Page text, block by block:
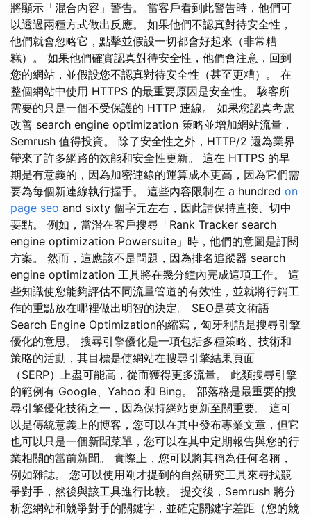
將顯示「混合內容」警告。 當客戶看到此警告時，他們可
以透過兩種方式做出反應。 如果他們不認真對待安全性，
他們就會忽略它，點擊並假設一切都會好起來（非常糟
糕）。 如果他們確實認真對待安全性，他們會注意，回到
您的網站，並假設您不認真對待安全性（甚至更糟）。 在
整個網站中使用 HTTPS 的最重要原因是安全性。 駭客所
需要的只是一個不受保護的 HTTP 連線。 如果您認真考慮
改善 search engine optimization 策略並增加網站流量，
Semrush 值得投資。 除了安全性之外，HTTP/2 還為業界
帶來了許多網路的效能和安全性更新。 這在 HTTPS 的早
期是有意義的，因為加密連線的運算成本更高，因為它們需
要為每個新連線執行握手。 這些內容限制在 a hundred on
page seo and sixty 個字元左右，因此請保持直接、切中
要點。 例如，當潛在客戶搜尋「Rank Tracker search
engine optimization Powersuite」時，他們的意圖是訂閱
方案。 然而，這應該不是問題，因為排名追蹤器 search
engine optimization 工具將在幾分鐘內完成這項工作。 這
些知識使您能夠評估不同流量管道的有效性，並就將行銷工
作的重點放在哪裡做出明智的決定。 SEO是英文術語
Search Engine Optimization的縮寫，匈牙利語是搜尋引擎
優化的意思。 搜尋引擎優化是一項包括多種策略、技術和
策略的活動，其目標是使網站在搜尋引擎結果頁面
（SERP）上盡可能高，從而獲得更多流量。 此類搜尋引擎
的範例有 Google、Yahoo 和 Bing。 部落格是最重要的搜
尋引擎優化技術之一，因為保持網站更新至關重要。 這可
以是傳統意義上的博客，您可以在其中發布專業文章，但它
也可以只是一個新聞菜單，您可以在其中定期報告與您的行
業相關的當前新聞。 實際上，您可以將其稱為任何名稱，
例如雜誌。 您可以使用剛才提到的自然研究工具來尋找競
爭對手，然後與該工具進行比較。 提交後，Semrush 將分
析您網站和競爭對手的關鍵字，並確定關鍵字差距（您的競